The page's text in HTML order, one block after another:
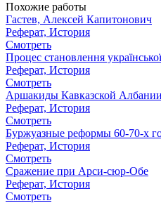
Похожие работы
Гастев, Алексей Капитонович
Реферат, История
Смотреть
Процес становлення української
Реферат, История
Смотреть
Аршакиды Кавказской Албании
Реферат, История
Смотреть
Буржуазные реформы 60-70-х
Реферат, История
Смотреть
Сражение при Арси-сюр-Обе
Реферат, История
Смотреть